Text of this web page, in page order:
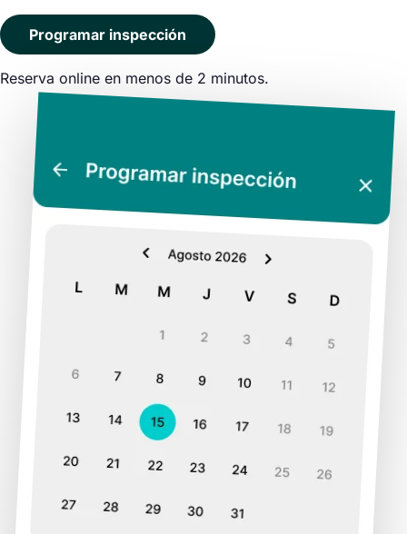
Programar inspección
Reserva online en menos de 2 minutos.